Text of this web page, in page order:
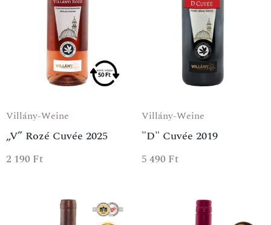
Villány-Weine
„V” Rozé Cuvée 2025
2 190 Ft
Villány-Weine
"D" Cuvée 2019
5 490 Ft